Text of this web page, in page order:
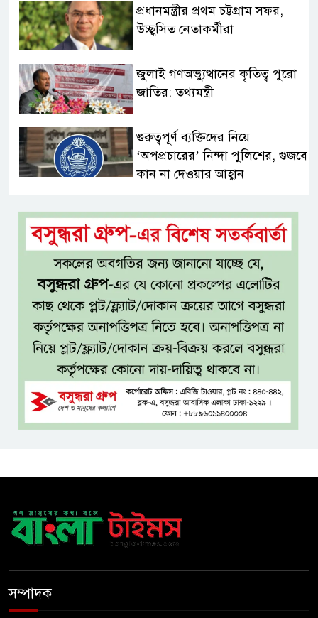
প্রধানমন্ত্রীর প্রথম চট্টগ্রাম সফর,
উচ্ছ্বসিত নেতাকর্মীরা
জুলাই গণঅভ্যুত্থানের কৃতিত্ব পুরো
জাতির: তথ্যমন্ত্রী
গুরুত্বপূর্ণ ব্যক্তিদের নিয়ে
‘অপপ্রচারের’ নিন্দা পুলিশের, গুজবে
কান না দেওয়ার আহ্বান
শেখ হাসিনার দিল্লির সংবাদ
সম্মেলনের সঙ্গে ভারত সরকারের
সম্পৃক্ততা নেই: জয়সোয়াল
টাঙ্গাইলে নিহত ১৪ বাস-মিনিবাস
মালিকের পরিবারকে আর্থিক অনুদান
ও সম্মাননা
সাড়ে ৩ হাজার এতিম ও
মাদরাসাশিক্ষার্থীর খাবারের
আয়োজন করলেন প্রতিমন্ত্রী টুকু
কাছে শত কোটি টাকা ক্ষতিপূরণ
দাবি
ধ্বংসস্তূপের ওপরই বারবার ক্ষমতায়
সম্পাদক